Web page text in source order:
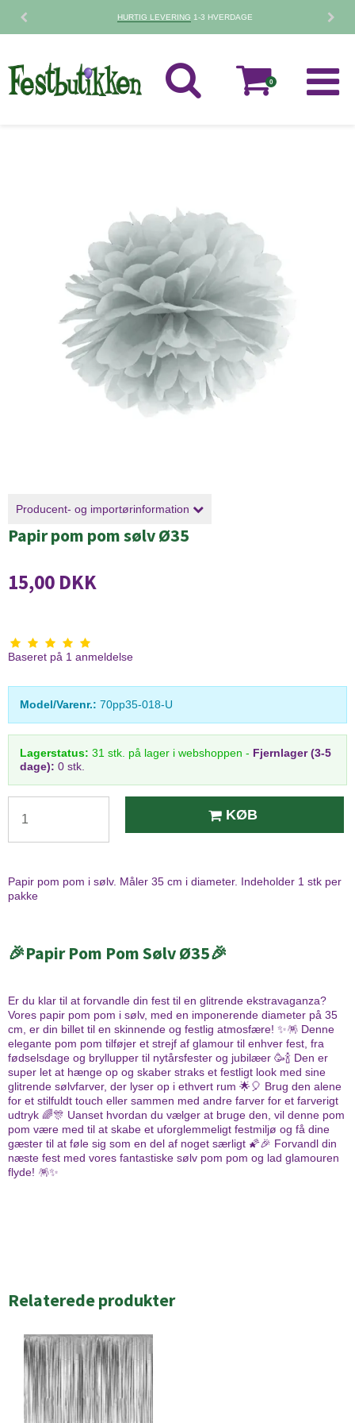
HURTIG LEVERING 1-3 HVERDAGE
0
Producent- og importørinformation
Papir pom pom sølv Ø35
15,00 DKK
Baseret på 1 anmeldelse
Model/Varenr.: 70pp35-018-U
Lagerstatus: 31 stk. på lager i webshoppen - Fjernlager (3-5
dage): 0 stk.
KØB
Papir pom pom i sølv. Måler 35 cm i diameter. Indeholder 1 stk per
pakke
🎉Papir Pom Pom Sølv Ø35🎉
Er du klar til at forvandle din fest til en glitrende ekstravaganza?
Vores papir pom pom i sølv, med en imponerende diameter på 35
cm, er din billet til en skinnende og festlig atmosfære! ✨🪅 Denne
elegante pom pom tilføjer et strejf af glamour til enhver fest, fra
fødselsdage og bryllupper til nytårsfester og jubilæer 🥳🍾 Den er
super let at hænge op og skaber straks et festligt look med sine
glitrende sølvfarver, der lyser op i ethvert rum 🌟🎈 Brug den alene
for et stilfuldt touch eller sammen med andre farver for et farverigt
udtryk 🌈🎊 Uanset hvordan du vælger at bruge den, vil denne pom
pom være med til at skabe et uforglemmeligt festmiljø og få dine
gæster til at føle sig som en del af noget særligt 🌠🎉 Forvandl din
næste fest med vores fantastiske sølv pom pom og lad glamouren
flyde! 🪅✨
Relaterede produkter